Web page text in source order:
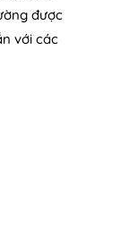
được
với các